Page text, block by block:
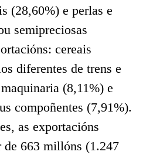
(28,60%) e perlas e
semipreciosas
cereais
diferentes de trens e
(8,11%) e
compoñentes (7,91%).
as exportacións
de 663 millóns (1.247